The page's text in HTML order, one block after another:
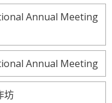
Annual Meeting
Annual Meeting
坊